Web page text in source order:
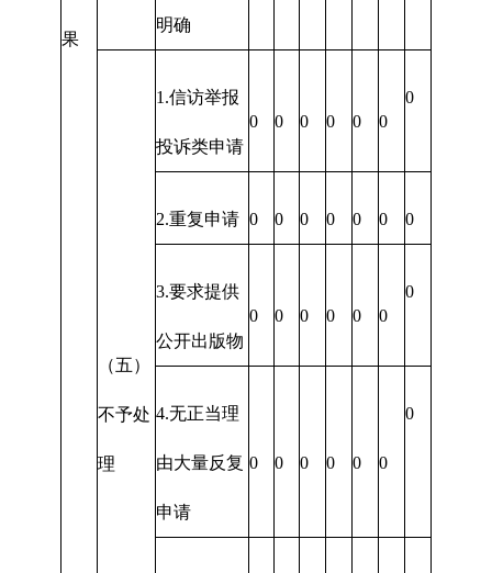
果
明确
（五）
不予处
理
1.信访举报
投诉类申请
0 0 0 0 0 0
0
2.重复申请 0 0 0 0 0 0 0
3.要求提供
公开出版物
0 0 0 0 0 0
0
4.无正当理
由大量反复
申请
0 0 0 0 0 0
0